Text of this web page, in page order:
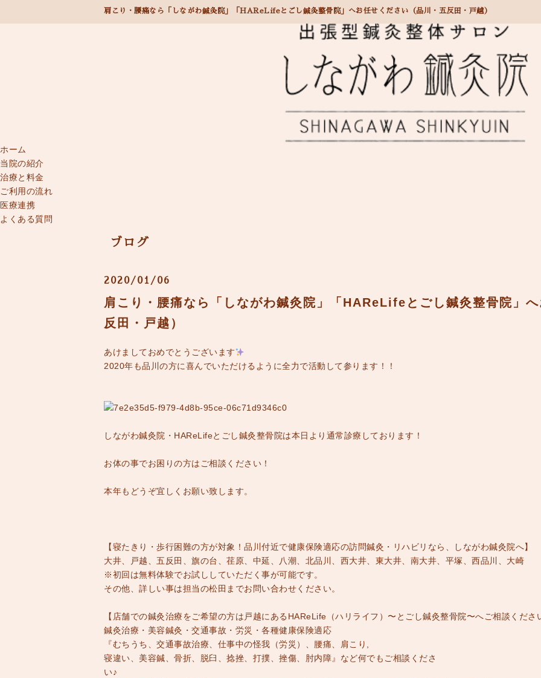
肩こり・腰痛なら「しながわ鍼灸院」「HAReLifeとごし鍼灸整骨院」へお任せください（品川・五反田・戸越）
ホーム
当院の紹介
治療と料金
ご利用の流れ
医療連携
よくある質問
ブログ
2020/01/06
肩こり・腰痛なら「しながわ鍼灸院」「HAReLifeとごし鍼灸整骨院」
反田・戸越）
あけましておめでとうございます
2020年も品川の方に喜んでいただけるように全力で活動して参ります！！
しながわ鍼灸院・HAReLifeとごし鍼灸整骨院は本日より通常診療しております！
お体の事でお困りの方はご相談ください！
本年もどうぞ宜しくお願い致します。
【寝たきり・歩行困難の方が対象！品川付近で健康保険適応の訪問鍼灸・リハビリなら、しながわ鍼灸院へ】
大井、戸越、五反田、旗の台、荏原、中延、八潮、北品川、西大井、東大井、南大井、平塚、西品川、大崎
※初回は無料体験でお試ししていただく事が可能です。
その他、詳しい事は担当の松田までお問い合わせください。
【店舗での鍼灸治療をご希望の方は戸越にあるHAReLife（ハリライフ）〜とごし鍼灸整骨院〜へご相談くださ
鍼灸治療・美容鍼灸・交通事故・労災・各種健康保険適応
『むちうち、交通事故治療、仕事中の怪我（労災）、腰痛、肩こり,
寝違い、美容鍼、骨折、脱臼、捻挫、打撲、挫傷、肘内障』など何でもご相談くださ
い♪